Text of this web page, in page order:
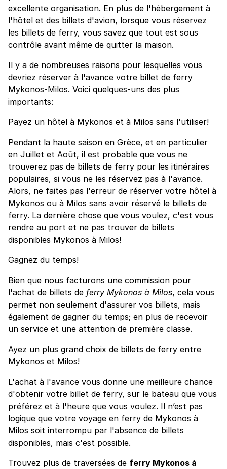
excellente organisation. En plus de l'hébergement à
l'hôtel et des billets d'avion, lorsque vous réservez
les billets de ferry, vous savez que tout est sous
contrôle avant même de quitter la maison.
Il y a de nombreuses raisons pour lesquelles vous
devriez réserver à l'avance votre billet de ferry
Mykonos-Milos. Voici quelques-uns des plus
importants:
Payez un hôtel à Mykonos et à Milos sans l'utiliser!
Pendant la haute saison en Grèce, et en particulier
en Juillet et Août, il est probable que vous ne
trouverez pas de billets de ferry pour les itinéraires
populaires, si vous ne les réservez pas à l'avance.
Alors, ne faites pas l'erreur de réserver votre hôtel à
Mykonos ou à Milos sans avoir réservé le billets de
ferry. La dernière chose que vous voulez, c'est vous
rendre au port et ne pas trouver de billets
disponibles Mykonos à Milos!
Gagnez du temps!
Bien que nous facturons une commission pour
l'achat de billets de ferry Mykonos à Milos, cela vous
permet non seulement d'assurer vos billets, mais
également de gagner du temps; en plus de recevoir
un service et une attention de première classe.
Ayez un plus grand choix de billets de ferry entre
Mykonos et Milos!
L'achat à l'avance vous donne une meilleure chance
d'obtenir votre billet de ferry, sur le bateau que vous
préférez et à l'heure que vous voulez. Il n’est pas
logique que votre voyage en ferry de Mykonos à
Milos soit interrompu par l'absence de billets
disponibles, mais c'est possible.
Trouvez plus de traversées de ferry Mykonos à